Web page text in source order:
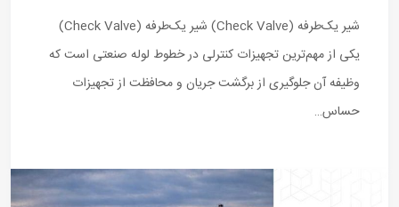
شیر یک‌طرفه (Check Valve) شیر یک‌طرفه (Check Valve)
یکی از مهم‌ترین تجهیزات کنترلی در خطوط لوله صنعتی است که
وظیفه آن جلوگیری از برگشت جریان و محافظت از تجهیزات
حساس…